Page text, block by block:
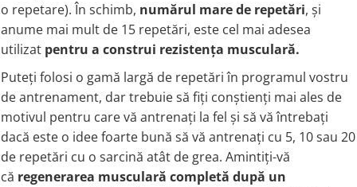
o repetare). În schimb, numărul mare de repetări, și
anume mai mult de 15 repetări, este cel mai adesea
utilizat pentru a construi rezistența musculară.
Puteți folosi o gamă largă de repetări în programul vostru
de antrenament, dar trebuie să fiți conștienți mai ales de
motivul pentru care vă antrenați la fel și să vă întrebați
dacă este o idee foarte bună să vă antrenați cu 5, 10 sau 20
de repetări cu o sarcină atât de grea. Amintiți-vă
că regenerarea musculară completă după un